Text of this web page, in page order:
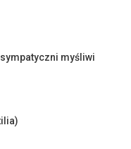
myśliwi